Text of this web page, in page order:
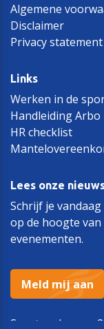
Algemene
Disclaimer
Privacy statement
Links
Werken in de
Handleiding Arbo
HR checklist
Lees onze
Schrijf je
op de hoogte
evenementen.
Meld mij aan
Sportwerkgever